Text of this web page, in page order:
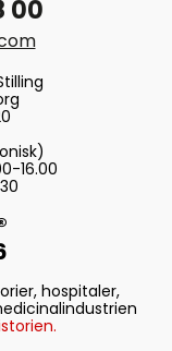
00
16.00
hospitaler,